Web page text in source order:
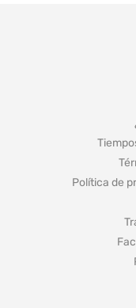
Política de